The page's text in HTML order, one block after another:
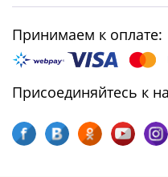
Принимаем к оплате:
Присоединяйтесь к